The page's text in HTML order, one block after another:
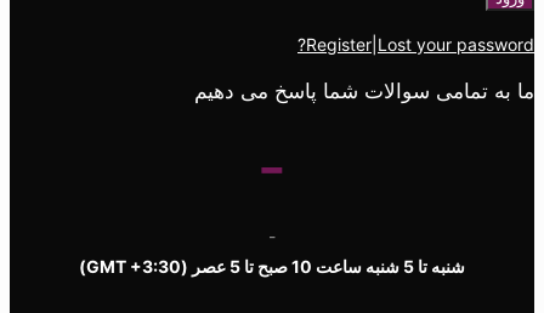
Register Lost your password?
ما به تمامی سوالات شما پاسخ می دهیم
-
-
شنبه تا 5 شنبه ساعت 10 صبح تا 5 عصر
(GMT +3:30)